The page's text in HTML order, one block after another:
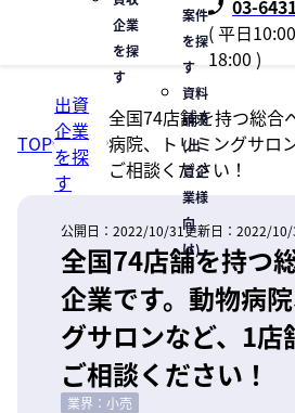
企業
を探
す
案件
を探
す
資料
請求
(出
資企
業様
向
け)
03-
( 平日
18:00 )
TOP
出資
企業
を探
す
全国74店舗を持つ総合
病院、トリミングサロ
ご相談ください！
公開日： 2022/10/31更新日： 2022/10/
全国74店舗を持つ
企業です。動物病
グサロンなど、1店
ご相談ください！
業界：小売